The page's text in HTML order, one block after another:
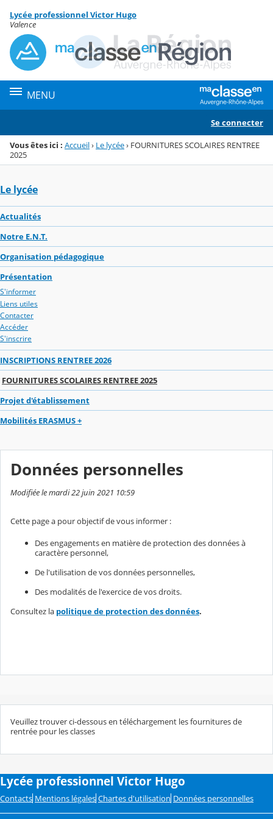
Menu de la rubrique
Contenu
Lycée professionnel Victor Hugo
Valence
MENU
Se connecter
Vous êtes ici : Accueil› Le lycée› FOURNITURES SCOLAIRES RENTREE
2025
Le lycée
Actualités
Notre E.N.T.
Organisation pédagogique
Présentation
S'informer
Liens utiles
Contacter
Accéder
S'inscrire
INSCRIPTIONS RENTREE 2026
FOURNITURES SCOLAIRES RENTREE 2025
Projet d'établissement
Mobilités ERASMUS +
Données personnelles
Modifiée le mardi 22 juin 2021 10:59
Cette page a pour objectif de vous informer :
Des engagements en matière de protection des données à
caractère personnel,
De l'utilisation de vos données personnelles,
Des modalités de l'exercice de vos droits.
Consultez la politique de protection des données.
Veuillez trouver ci-dessous en téléchargement les fournitures de
rentrée pour les classes
Lycée professionnel Victor Hugo
Contacts Mentions légales Chartes d'utilisation Données personnelles